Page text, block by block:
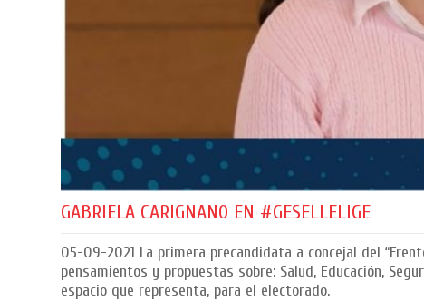
GABRIELA CARIGNANO EN #GESELLELIGE
05-09-2021 La primera precandidata a concejal del
pensamientos y propuestas sobre: Salud, Educación,
espacio que representa, para el electorado.